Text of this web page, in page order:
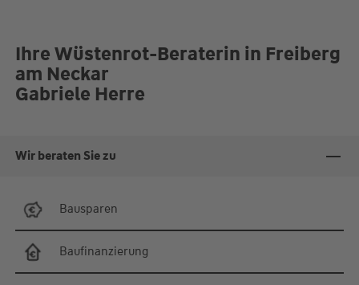
Ihre Wüstenrot-Beraterin in Freiberg
am Neckar
Gabriele Herre
Wir beraten Sie zu
Bausparen
Baufinanzierung